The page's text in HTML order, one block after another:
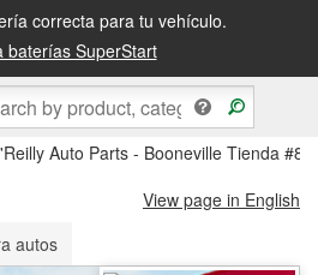
correcta para tu vehículo.
baterías SuperStart
día siguiente o recógela en la tienda
Auto Parts - Booneville Tienda
View page in English
autos